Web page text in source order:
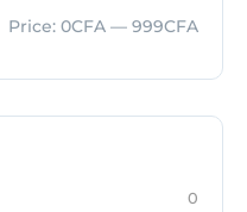
Price: 0CFA — 999CFA
0